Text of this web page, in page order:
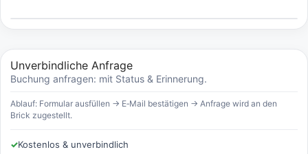
Unverbindliche Anfrage
Buchung anfragen: mit Status & Erinnerung.
Ablauf: Formular ausfüllen → E‑Mail bestätigen → Anfrage wird an den
Brick zugestellt.
✓Kostenlos & unverbindlich